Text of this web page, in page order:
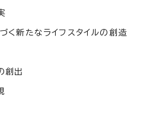
く新たなライフスタイルの創造
創出